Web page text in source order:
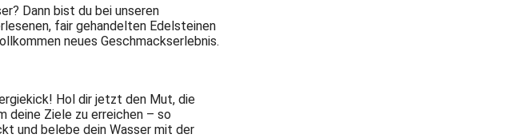
Dann bist du bei unseren
fair gehandelten Edelsteinen
neues Geschmackserlebnis.
Hol dir jetzt den Mut, die
deine Ziele zu erreichen – so
und belebe dein Wasser mit der